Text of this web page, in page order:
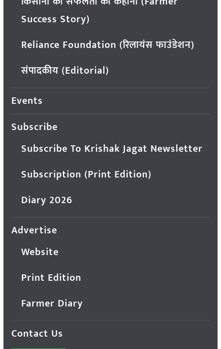
Success Story)
Reliance Foundation (रिलायंस फाउंडेशन)
संपादकीय (Editorial)
Events
Subscribe
Subscribe To Krishak Jagat Newsletter
Subscription (Print Edition)
Diary 2026
Advertise
Website
Print Edition
Farmer Diary
Contact Us